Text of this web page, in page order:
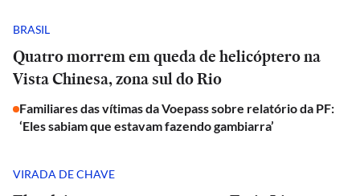
BRASIL
Quatro morrem em queda de helicóptero na
Vista Chinesa, zona sul do Rio
Familiares das vítimas da Voepass sobre relatório da PF:
‘Eles sabiam que estavam fazendo gambiarra’
VIRADA DE CHAVE